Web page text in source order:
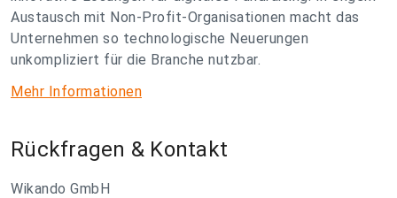
Austausch mit Non-Profit-Organisationen macht das
Unternehmen so technologische Neuerungen
unkompliziert für die Branche nutzbar.
Mehr Informationen
Rückfragen & Kontakt
Wikando GmbH